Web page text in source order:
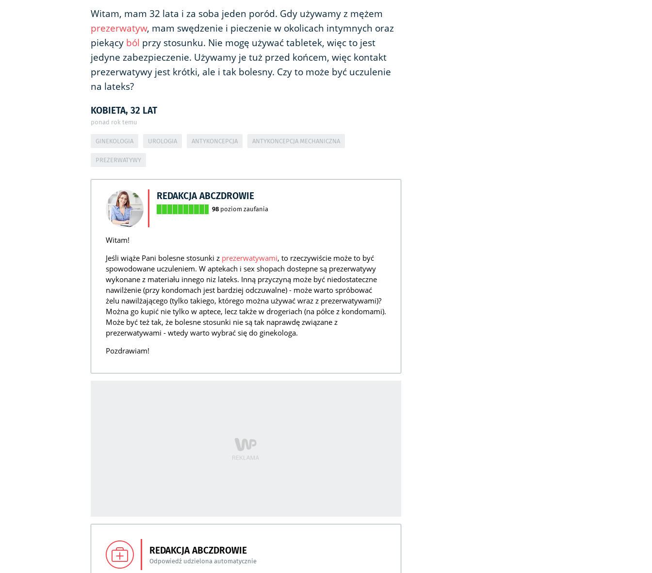
Witam, mam 32 lata i za soba jeden poród. Gdy używamy z mężem
prezerwatyw, mam swędzenie i pieczenie w okolicach intymnych oraz
piekący ból przy stosunku. Nie mogę używać tabletek, więc to jest
jedyne zabezpieczenie. Używamy je tuż przed końcem, więc kontakt
prezerwatywy jest krótki, ale i tak bolesny. Czy to może być uczulenie
na lateks?
KOBIETA, 32 LAT
ponad rok temu
GINEKOLOGIA UROLOGIA ANTYKONCEPCJA ANTYKONCEPCJA MECHANICZNA
PREZERWATYWY
REDAKCJA ABCZDROWIE
98 poziom zaufania
Witam!
Jeśli wiąże Pani bolesne stosunki z prezerwatywami, to rzeczywiście może to być
spowodowane uczuleniem. W aptekach i sex shopach dostepne są prezerwatywy
wykonane z materiału innego niz lateks. Inną przyczyną może być niedostateczne
nawilżenie (przy kondomach jest bardziej odczuwalne) - może warto spróbować
żelu nawilżającego (tylko takiego, którego można używać wraz z prezerwatywami)?
Można go kupić nie tylko w aptece, lecz także w drogeriach (na półce z kondomami).
Może być też tak, że bolesne stosunki nie są tak naprawdę związane z
prezerwatywami - wtedy warto wybrać się do ginekologa.
Pozdrawiam!
REDAKCJA ABCZDROWIE
Odpowiedź udzielona automatycznie